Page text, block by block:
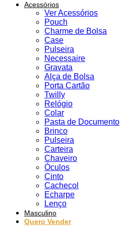
Acessórios
Ver Acessórios
Pouch
Charme de Bolsa
Case
Pulseira
Necessaire
Gravata
Alça de Bolsa
Porta Cartão
Twilly
Relógio
Colar
Pasta de Documento
Brinco
Pulseira
Carteira
Chaveiro
Óculos
Cinto
Cachecol
Echarpe
Lenço
Masculino
Quero Vender